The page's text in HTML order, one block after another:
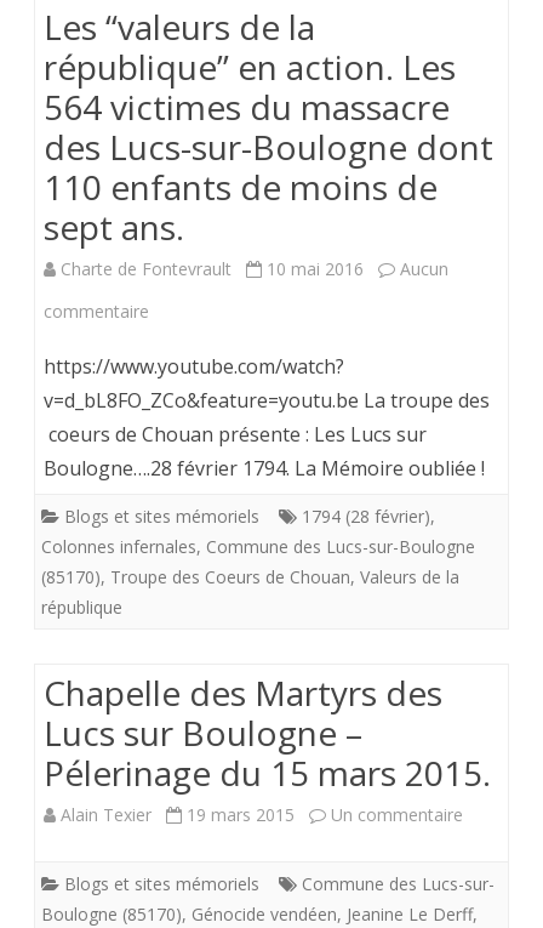
2017
Les “valeurs de la
république” en action. Les
564 victimes du massacre
des Lucs-sur-Boulogne dont
110 enfants de moins de
sept ans.
Charte de Fontevrault 10 mai 2016
Aucun
commentaire
“valeurs
de
la
république”
564
victimes
du
massacre
Lucs-
https://www.youtube.com/watch?
v=d_bL8FO_ZCo&feature=youtu.be La troupe des
coeurs de Chouan présente : Les Lucs sur
Boulogne….28 février 1794. La Mémoire oubliée !
Blogs et sites mémoriels 1794 (28 février),
Colonnes infernales, Commune des Lucs-sur-Boulogne
(85170), Troupe des Coeurs de Chouan, Valeurs de la
république
Chapelle des Martyrs des
Lucs sur Boulogne –
Pélerinage du 15 mars 2015.
Alain Texier 19 mars 2015 Un commentaire
Blogs et sites mémoriels
Commune des Lucs-sur-
Boulogne (85170), Génocide vendéen, Jeanine Le Derff,